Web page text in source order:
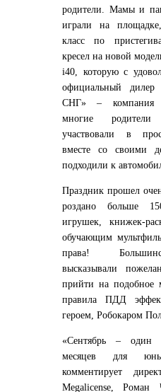
родители. Мамы и
играли на
класс по
кресел на новой
i40, которую с
официальный
СНГ» – компания
многие родители
участвовали в
вместе со своими
подходили к
Праздник прошел
роздано больше
игрушек, книжек-
обучающим
права!
высказывали
прийти на подобное
правила ПДД
героем, Робокаром
«Сентябрь – один
месяцев для
комментирует
Megalicense, Роман